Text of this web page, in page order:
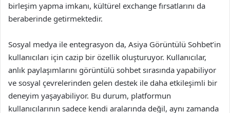
birleşim yapma imkanı, kültürel exchange fırsatlarını da
beraberinde getirmektedir.
Sosyal medya ile entegrasyon da, Asiya Görüntülü Sohbet’in
kullanıcıları için cazip bir özellik oluşturuyor. Kullanıcılar,
anlık paylaşımlarını görüntülü sohbet sırasında yapabiliyor
ve sosyal çevrelerinden gelen destek ile daha etkileşimli bir
deneyim yaşayabiliyor. Bu durum, platformun
kullanıcılarının sadece kendi aralarında değil, aynı zamanda